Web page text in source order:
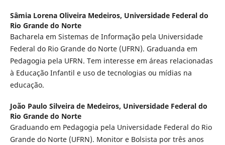
Sâmia Lorena Oliveira Medeiros, Universidade Federal do
Rio Grande do Norte
Bacharela em Sistemas de Informação pela Universidade
Federal do Rio Grande do Norte (UFRN). Graduanda em
Pedagogia pela UFRN. Tem interesse em áreas relacionadas
à Educação Infantil e uso de tecnologias ou mídias na
educação.
João Paulo Silveira de Medeiros, Universidade Federal do
Rio Grande do Norte
Graduando em Pedagogia pela Universidade Federal do Rio
Grande do Norte (UFRN). Monitor e Bolsista por três anos